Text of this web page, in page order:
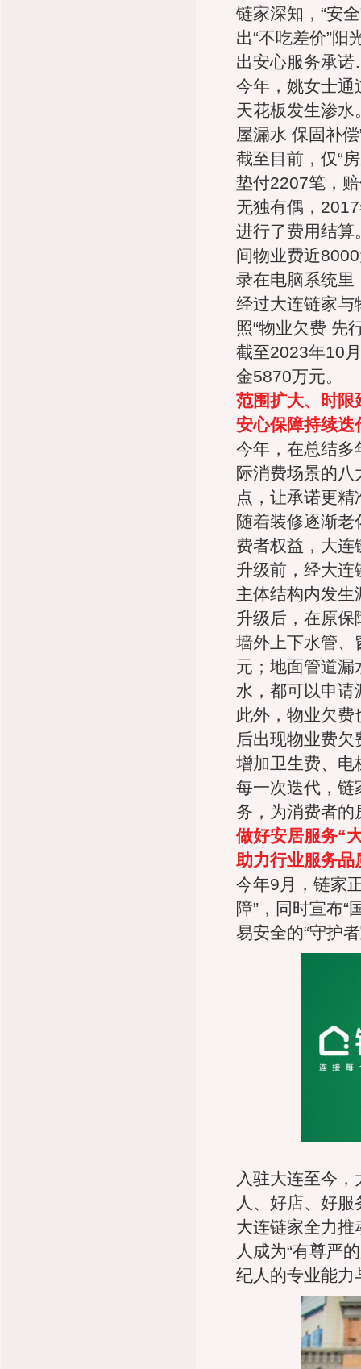
链家深知，“安
出“不吃差价”
出安心服务承
今年，姚女士通
天花板发生渗水
屋漏水 保固补
截至目前，仅“
垫付2207笔，
无独有偶，
进行了费用结
间物业费近
录在电脑系统里
经过大连链家与
照“物业欠费 先
截至2023年10
金5870万元。
范围扩大、时限
安心保障持续迭
今年，在总结多
际消费场景的
点，让承诺更
随着装修逐渐
费者权益，大连
升级前，经大
主体结构内发
升级后，在原
墙外上下水管、
元；地面管道
水，都可以申请
此外，物业欠
后出现物业费
增加卫生费、电
每一次迭代，链
务，为消费者的
做好安居服务“
助力行业服务品
今年9月，链家
障”，同时宣布
易安全的“守护
入驻大连至今
人、好店、好
大连链家全力
人成为“有尊严
纪人的专业能力